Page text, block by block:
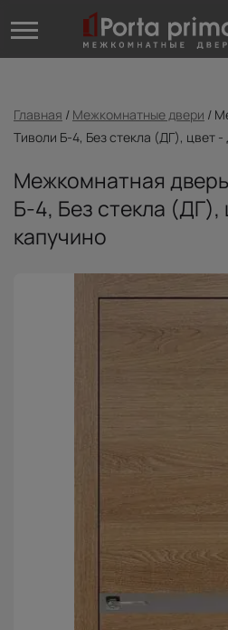
Главная / Межкомнатные двери /
Тиволи Б-4, Без стекла (ДГ), цвет -
Межкомнатная
Б-4, Без стекла (ДГ),
капучино